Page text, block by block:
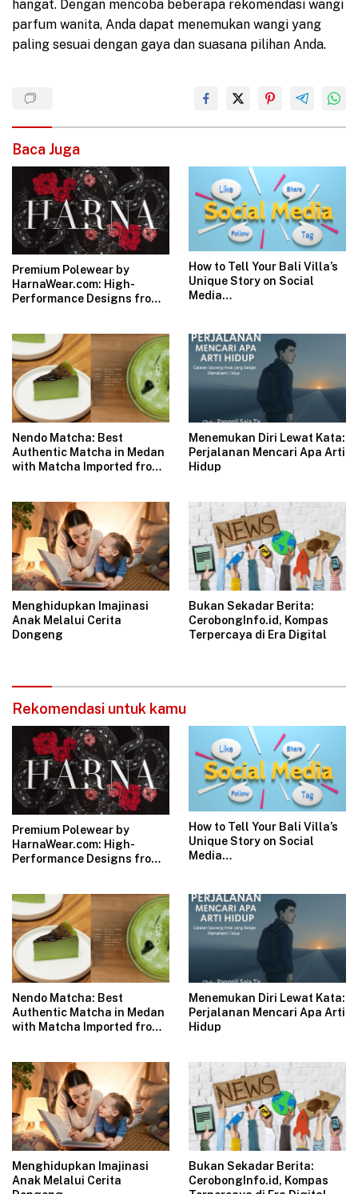
hangat. Dengan mencoba beberapa rekomendasi wangi
parfum wanita, Anda dapat menemukan wangi yang
paling sesuai dengan gaya dan suasana pilihan Anda.
Baca Juga
Premium Polewear by
HarnaWear.com: High-
Performance Designs from
How to Tell Your Bali Villa’s
Unique Story on Social
Media
Nendo Matcha: Best
Authentic Matcha in Medan
with Matcha Imported from
Menemukan Diri Lewat Kata:
Perjalanan Mencari Apa Arti
Hidup
Menghidupkan Imajinasi
Anak Melalui Cerita
Dongeng
Bukan Sekadar Berita:
CerobongInfo.id, Kompas
Terpercaya di Era Digital
Rekomendasi untuk kamu
Premium Polewear by
HarnaWear.com: High-
Performance Designs from
How to Tell Your Bali Villa’s
Unique Story on Social
Media
Nendo Matcha: Best
Authentic Matcha in Medan
with Matcha Imported from
Menemukan Diri Lewat Kata:
Perjalanan Mencari Apa Arti
Hidup
Menghidupkan Imajinasi
Anak Melalui Cerita
Bukan Sekadar Berita:
CerobongInfo.id, Kompas